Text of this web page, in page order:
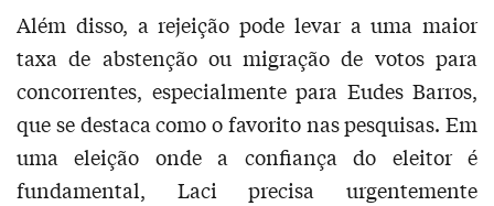
Além disso, a rejeição pode levar a uma maior
taxa de abstenção ou migração de votos para
concorrentes, especialmente para Eudes Barros,
que se destaca como o favorito nas pesquisas. Em
uma eleição onde a confiança do eleitor é
fundamental, Laci precisa urgentemente